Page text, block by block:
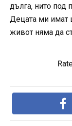
дълга, нито под
Децата ми имат
живот няма да